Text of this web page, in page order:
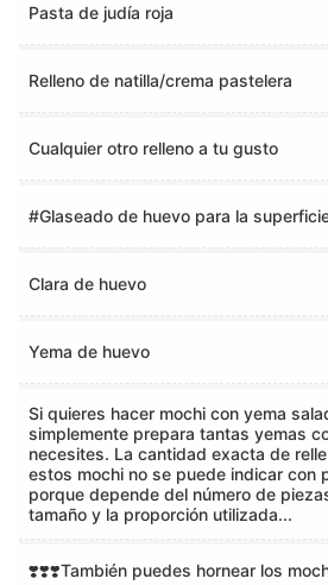
Pasta de judía roja
Relleno de natilla/crema pastelera
Cualquier otro relleno a tu gusto
#Glaseado de huevo para la
Clara de huevo
Yema de huevo
Si quieres hacer mochi con yema
simplemente prepara tantas yemas
necesites. La cantidad exacta de
estos mochi no se puede indicar con
porque depende del número de
tamaño y la proporción utilizada...
❣️❣️❣️También puedes hornear los